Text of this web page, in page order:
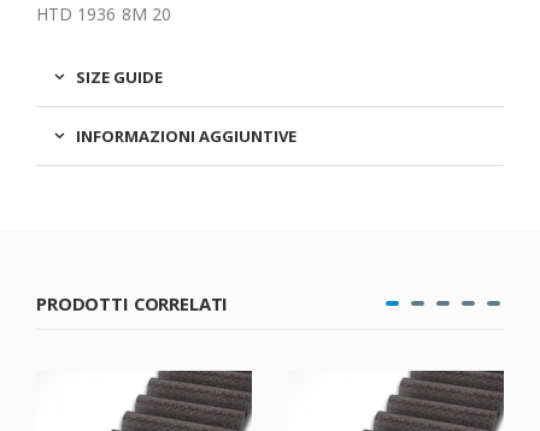
HTD 1936 8M 20
SIZE GUIDE
INFORMAZIONI AGGIUNTIVE
PRODOTTI CORRELATI